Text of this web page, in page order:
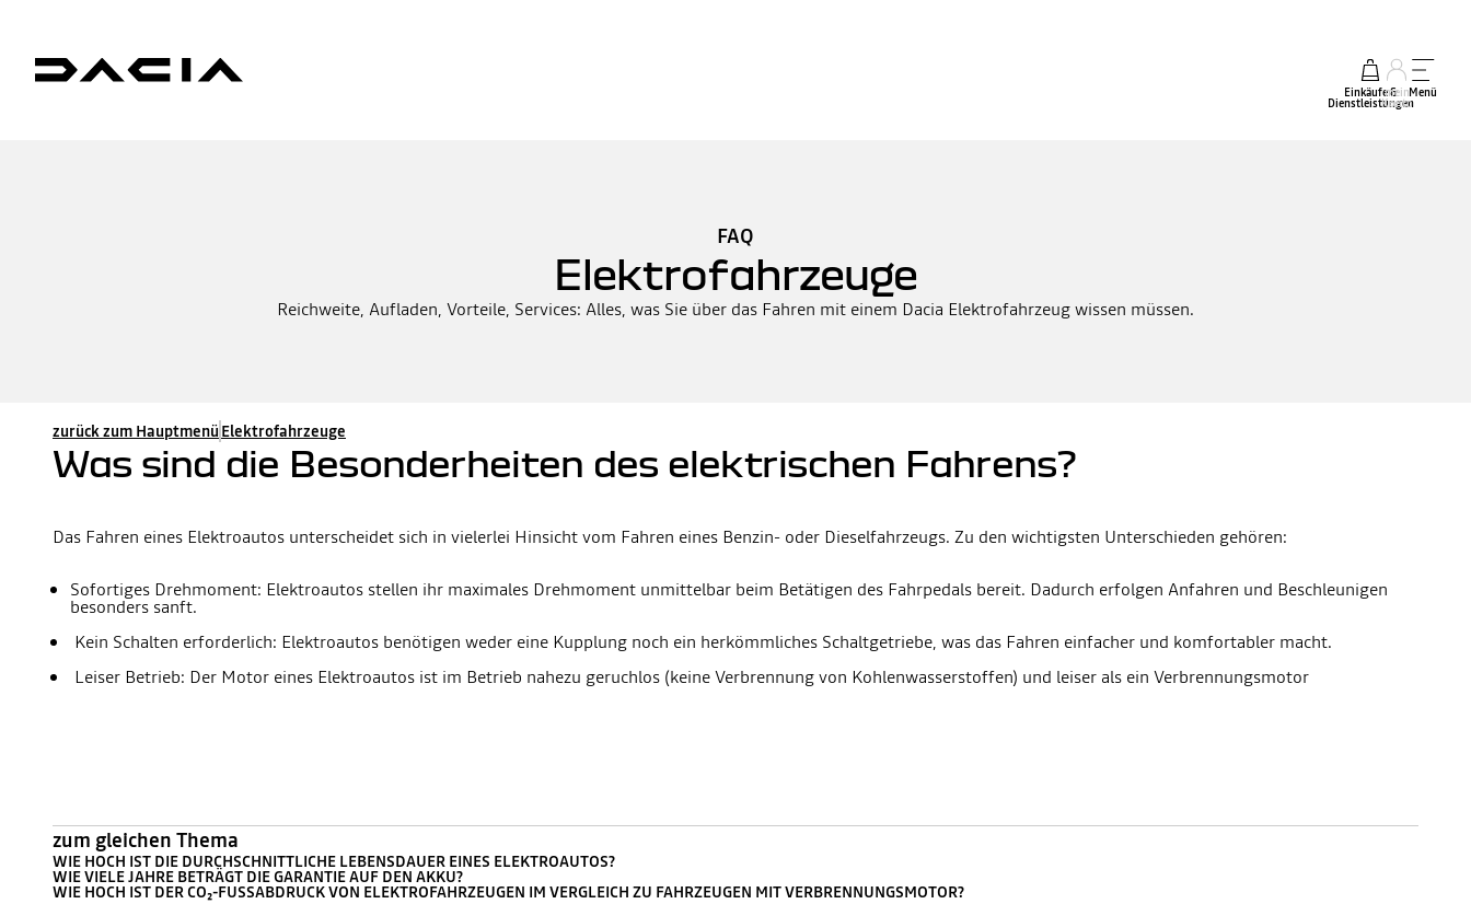
Einkäufe &
Dienstleistungen
mein
Konto
Menü
FAQ
Elektrofahrzeuge
Reichweite, Aufladen, Vorteile, Services: Alles, was Sie über das Fahren mit einem Dacia Elektrofahrzeug wissen müssen.
zurück zum Hauptmenü Elektrofahrzeuge
Was sind die Besonderheiten des elektrischen Fahrens?
Das Fahren eines Elektroautos unterscheidet sich in vielerlei Hinsicht vom Fahren eines Benzin- oder Dieselfahrzeugs. Zu den wichtigsten Unterschieden gehören:
Sofortiges Drehmoment: Elektroautos stellen ihr maximales Drehmoment unmittelbar beim Betätigen des Fahrpedals bereit. Dadurch erfolgen Anfahren und Beschleunigen
besonders sanft.
Kein Schalten erforderlich: Elektroautos benötigen weder eine Kupplung noch ein herkömmliches Schaltgetriebe, was das Fahren einfacher und komfortabler macht.
Leiser Betrieb: Der Motor eines Elektroautos ist im Betrieb nahezu geruchlos (keine Verbrennung von Kohlenwasserstoffen) und leiser als ein Verbrennungsmotor
zum gleichen Thema
WIE HOCH IST DIE DURCHSCHNITTLICHE LEBENSDAUER EINES ELEKTROAUTOS?
WIE VIELE JAHRE BETRÄGT DIE GARANTIE AUF DEN AKKU?
WIE HOCH IST DER CO₂-FUSSABDRUCK VON ELEKTROFAHRZEUGEN IM VERGLEICH ZU FAHRZEUGEN MIT VERBRENNUNGSMOTOR?